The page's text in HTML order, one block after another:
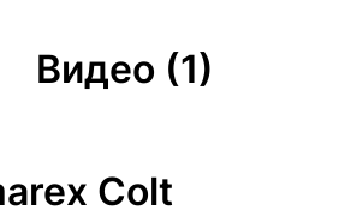
Видео (1)
Colt